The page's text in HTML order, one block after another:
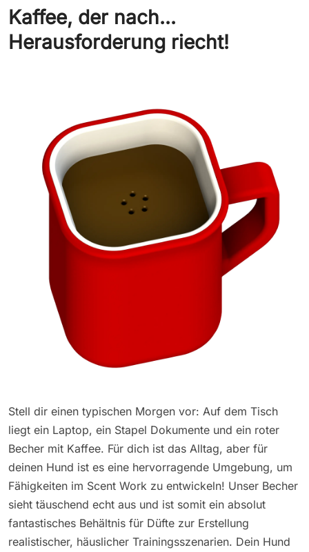
Kaffee, der nach...
Herausforderung riecht!
Stell dir einen typischen Morgen vor: Auf dem Tisch
liegt ein Laptop, ein Stapel Dokumente und ein roter
Becher mit Kaffee. Für dich ist das Alltag, aber für
deinen Hund ist es eine hervorragende Umgebung, um
Fähigkeiten im Scent Work zu entwickeln! Unser Becher
sieht täuschend echt aus und ist somit ein absolut
fantastisches Behältnis für Düfte zur Erstellung
realistischer, häuslicher Trainingsszenarien. Dein Hund